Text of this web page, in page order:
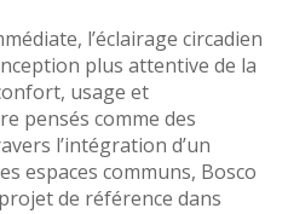
l’éclairage circadien
plus attentive de la
usage et
pensés comme des
l’intégration d’un
espaces communs, Bosco
de référence dans